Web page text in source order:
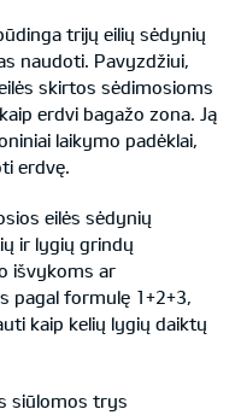
trijų eilių sėdynių
naudoti. Pavyzdžiui,
skirtos sėdimosioms
erdvi bagažo zona. Ją
laikymo padėklai,
erdvę.
eilės sėdynių
ir lygių grindų
išvykoms ar
pagal formulę 1+2+3,
kaip kelių lygių daiktų
siūlomos trys